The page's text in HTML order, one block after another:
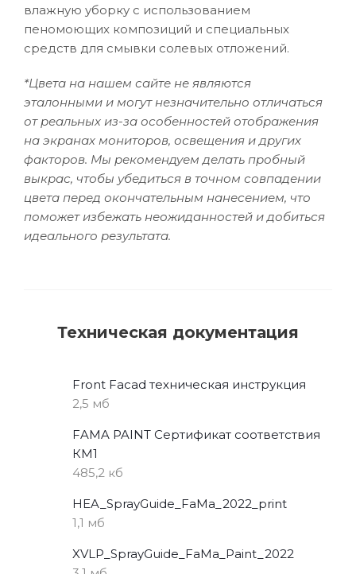
влажную уборку с использованием
пеномоющих композиций и специальных
средств для смывки солевых отложений.
*Цвета на нашем сайте не являются
эталонными и могут незначительно отличаться
от реальных из-за особенностей отображения
на экранах мониторов, освещения и других
факторов. Мы рекомендуем делать пробный
выкрас, чтобы убедиться в точном совпадении
цвета перед окончательным нанесением, что
поможет избежать неожиданностей и добиться
идеального результата.
Техническая документация
Front Facad техническая инструкция
2,5 мб
FAMA PAINT Сертификат соответствия
КМ1
485,2 кб
HEA_SprayGuide_FaMa_2022_print
1,1 мб
XVLP_SprayGuide_FaMa_Paint_2022